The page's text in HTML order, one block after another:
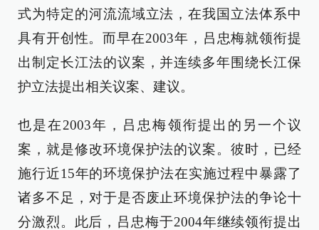
式为特定的河流流域立法，在我国立法体系中
具有开创性。而早在2003年，吕忠梅就领衔提
出制定长江法的议案，并连续多年围绕长江保
护立法提出相关议案、建议。
也是在2003年，吕忠梅领衔提出的另一个议
案，就是修改环境保护法的议案。彼时，已经
施行近15年的环境保护法在实施过程中暴露了
诸多不足，对于是否废止环境保护法的争论十
分激烈。此后，吕忠梅于2004年继续领衔提出